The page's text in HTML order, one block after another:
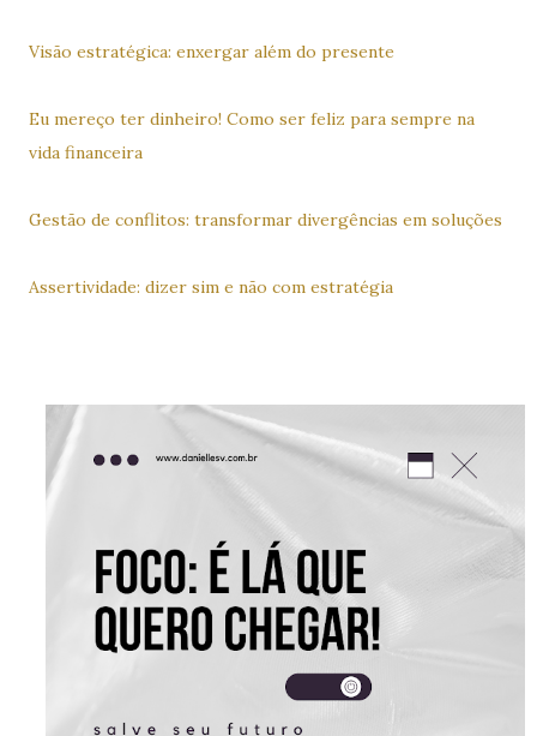
Visão estratégica: enxergar além do presente
Eu mereço ter dinheiro! Como ser feliz para sempre na
vida financeira
Gestão de conflitos: transformar divergências em soluções
Assertividade: dizer sim e não com estratégia